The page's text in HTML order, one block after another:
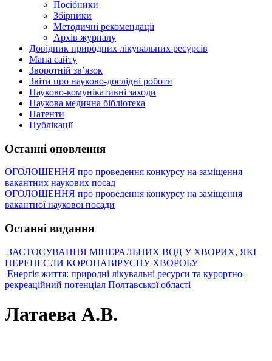
Посібники
Збірники
Методичні рекомендації
Архів журналу
Довідник природних лікувальних ресурсів
Мапа сайту
Зворотній зв’язок
Звіти про науково-дослідні роботи
Науково-комунікативні заходи
Наукова медична бібліотека
Патенти
Публікації
Останні оновлення
ОГОЛОШЕННЯ про проведення конкурсу на заміщення
вакантних наукових посад
ОГОЛОШЕННЯ про проведення конкурсу на заміщення
вакантної наукової посади
Останні видання
ЗАСТОСУВАННЯ МІНЕРАЛЬНИХ ВОД У ХВОРИХ, ЯКІ
ПЕРЕНЕСЛИ КОРОНАВІРУСНУ ХВОРОБУ
Енергія життя: природні лікувальні ресурси та курортно-
рекреаційний потенціал Полтавської області
Латаева А.В.